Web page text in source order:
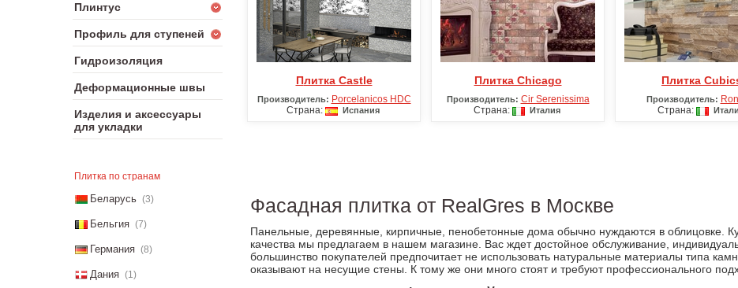
Плинтус
Профиль для ступеней
Гидроизоляция
Деформационные швы
Изделия и аксессуары
для укладки
Плитка по странам
Беларусь (3)
Бельгия (7)
Германия (8)
Дания (1)
Плитка Castle
Производитель: Porcelanicos HDC
Страна:
Испания
Плитка Chicago
Производитель: Cir Serenissima
Страна:
Италия
Плитка
Производитель:
Страна:
Фасадная плитка от RealGres в Москве
Панельные, деревянные, кирпичные, пенобетонные дома обычно нуждаются в облицовке.
качества мы предлагаем в нашем магазине. Вас ждет достойное обслуживание,
большинство покупателей предпочитает не использовать натуральные материалы типа
оказывают на несущие стены. К тому же они много стоят и требуют профессионального